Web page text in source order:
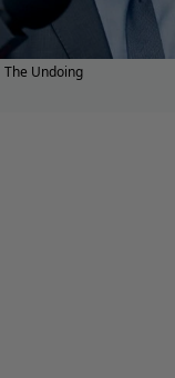
The Undoing